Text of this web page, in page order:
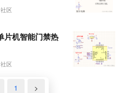
区
区
片机智能门禁热
1 >